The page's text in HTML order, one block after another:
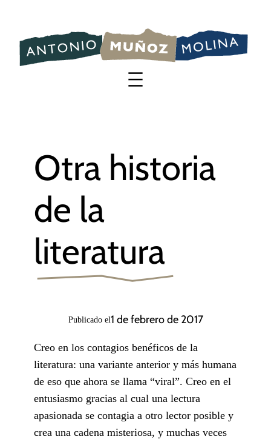
contenido
Otra historia
de la
literatura
Publicado el1 de febrero de 2017
Creo en los contagios benéficos de la
literatura: una variante anterior y más humana
de eso que ahora se llama “viral”. Creo en el
entusiasmo gracias al cual una lectura
apasionada se contagia a otro lector posible y
crea una cadena misteriosa, y muchas veces